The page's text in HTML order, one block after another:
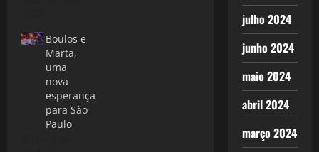
Boulos e
Marta,
uma
nova
esperança
para São
Paulo
julho 2024
junho 2024
maio 2024
abril 2024
março 2024